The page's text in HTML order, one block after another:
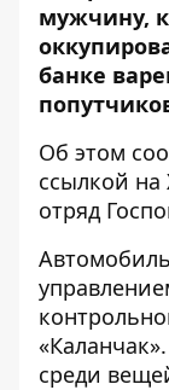
мужчину,
банке
Об этом
ссылкой на
отряд
среди